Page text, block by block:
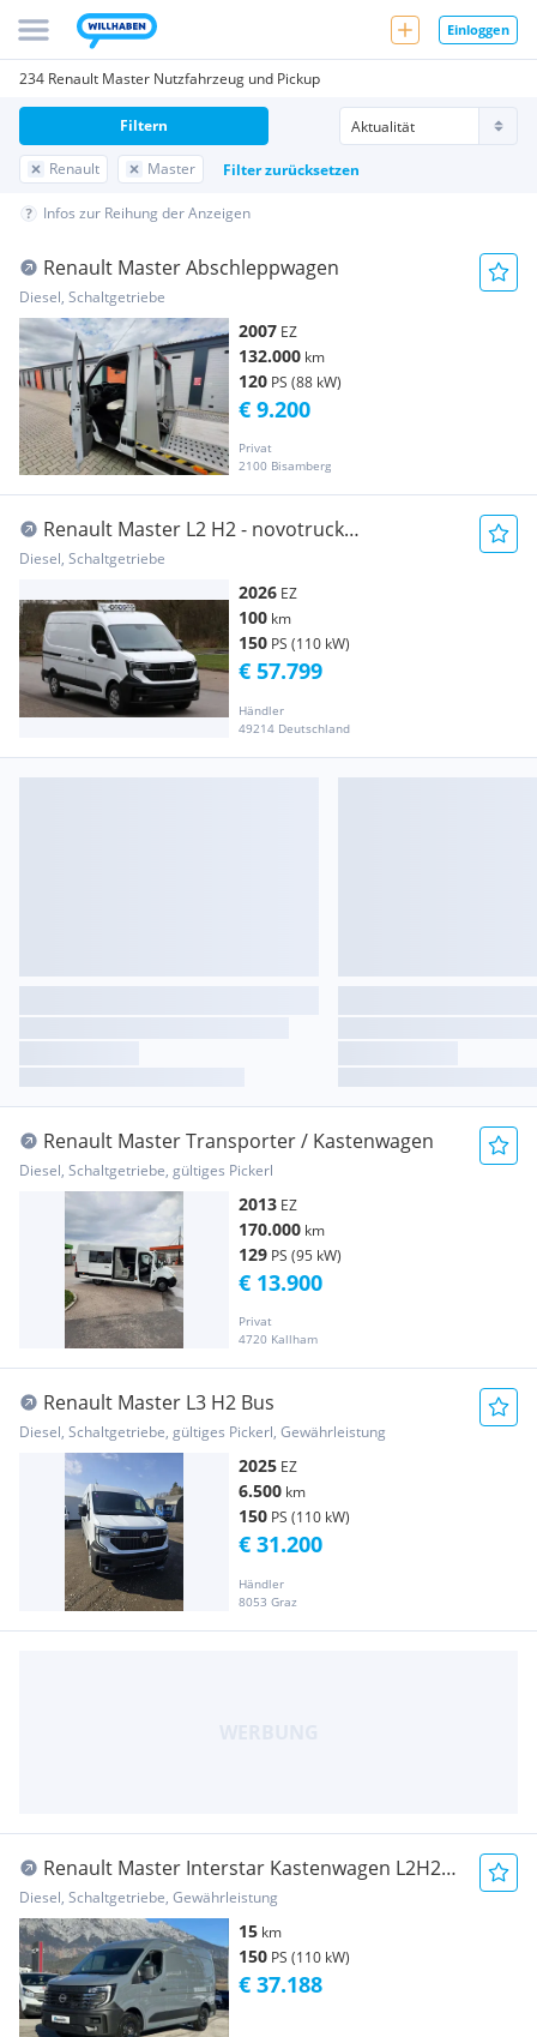
Einloggen
234 Renault Master Nutzfahrzeug und Pickup
Renault Master Filter zurücksetzen
Filtern
Infos zur Reihung der Anzeigen
Renault Master Abschleppwagen
Diesel, Schaltgetriebe
2007 EZ
132.000 km
120 PS (88 kW)
Privat
2100 Bisamberg
€ 9.200
Renault Master L2 H2 - novotruck
Kühlfahrzeug NEU Transporter / Kastenwagen
Diesel, Schaltgetriebe
2026 EZ
100 km
150 PS (110 kW)
Händler
49214 Deutschland
€ 57.799
Renault Master Transporter / Kastenwagen
Diesel, Schaltgetriebe, gültiges Pickerl
2013 EZ
170.000 km
129 PS (95 kW)
Privat
4720 Kallham
€ 13.900
Renault Master L3 H2 Bus
Diesel, Schaltgetriebe, gültiges Pickerl, Gewährleistung
2025 EZ
6.500 km
150 PS (110 kW)
Händler
8053 Graz
€ 31.200
Renault Master Interstar Kastenwagen L2H2
3,5t dCi 150 ... Transporter / Kastenwagen
Diesel, Schaltgetriebe, Gewährleistung
15 km
150 PS (110 kW)
€ 37.188